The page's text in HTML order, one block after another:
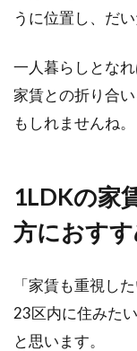
うに位置し、だ
一人暮らしとな
家賃との折り合
もしれませんね。
1LDKの家
方におす
「家賃も重視し
23区内に住みた
と思います。